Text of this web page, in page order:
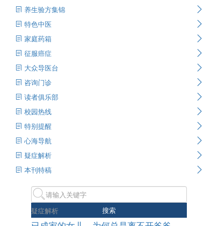
养生验方集锦
特色中医
家庭药箱
征服癌症
大众导医台
咨询门诊
读者俱乐部
校园热线
特别提醒
心海导航
疑症解析
本刊特稿
搜索
疑症解析